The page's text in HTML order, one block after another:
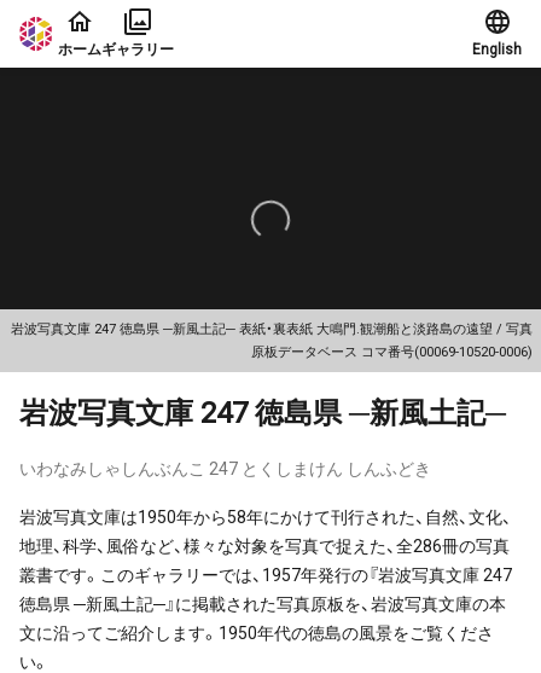
本文に飛ぶ
ホームギャラリー English
岩波写真文庫 247 徳島県 ─新風土記─ 表紙・裏表紙 大鳴門.観潮船と淡路島の遠望 / 写真
原板データベース コマ番号(00069-10520-0006)
岩波写真文庫 247 徳島県 ─新風土記─
いわなみしゃしんぶんこ 247 とくしまけん しんふどき
岩波写真文庫は1950年から58年にかけて刊行された、自然、文化、
地理、科学、風俗など、様々な対象を写真で捉えた、全286冊の写真
叢書です。このギャラリーでは、1957年発行の『岩波写真文庫 247
徳島県 ─新風土記─』に掲載された写真原板を、岩波写真文庫の本
文に沿ってご紹介します。1950年代の徳島の風景をご覧くださ
い。